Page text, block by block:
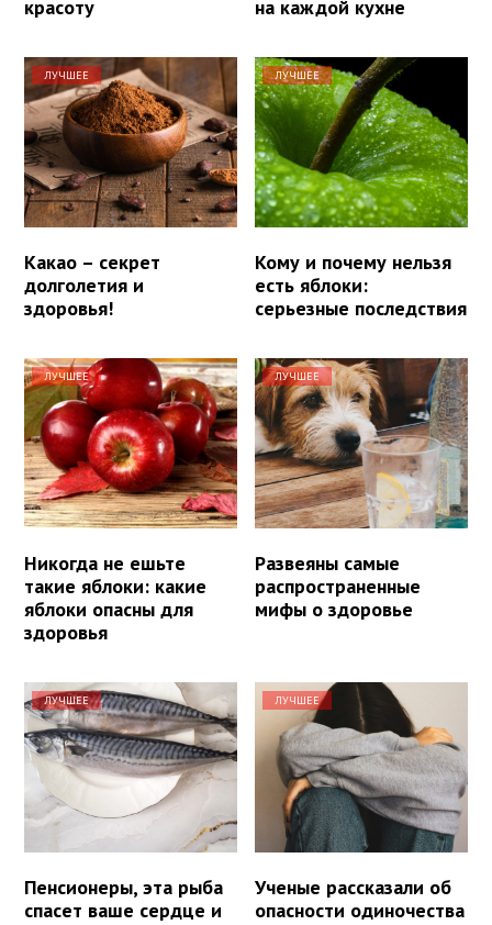
красоту
на каждой кухне
ЛУЧШЕЕ
Какао – секрет
долголетия и
здоровья!
ЛУЧШЕЕ
Кому и почему нельзя
есть яблоки:
серьезные последствия
ЛУЧШЕЕ
Никогда не ешьте
такие яблоки: какие
яблоки опасны для
здоровья
ЛУЧШЕЕ
Развеяны самые
распространенные
мифы о здоровье
ЛУЧШЕЕ
Пенсионеры, эта рыба
спасет ваше сердце и
ЛУЧШЕЕ
Ученые рассказали об
опасности одиночества